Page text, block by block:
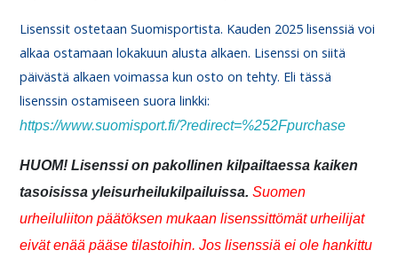
Lisenssit ostetaan Suomisportista. Kauden 2025 lisenssiä voi
alkaa ostamaan lokakuun alusta alkaen. Lisenssi on siitä
päivästä alkaen voimassa kun osto on tehty. Eli tässä
lisenssin ostamiseen suora linkki:
https://www.suomisport.fi/?redirect=%252Fpurchase
HUOM! Lisenssi on pakollinen kilpailtaessa kaiken
tasoisissa yleisurheilukilpailuissa.Suomen
urheiluliiton päätöksen mukaan lisenssittömät urheilijat
eivät enää pääse tilastoihin. Jos lisenssiä ei ole hankittu